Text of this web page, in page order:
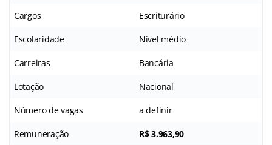
Cargos Escriturário
Escolaridade Nível médio
Carreiras Bancária
Lotação Nacional
Número de vagas a definir
Remuneração R$ 3.963,90